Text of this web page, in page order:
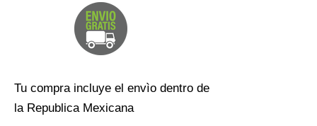
Tu compra incluye el envìo dentro de
la Republica Mexicana